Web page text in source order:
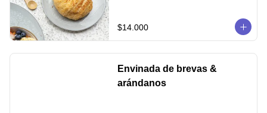
$14.000
Envinada de brevas &
arándanos